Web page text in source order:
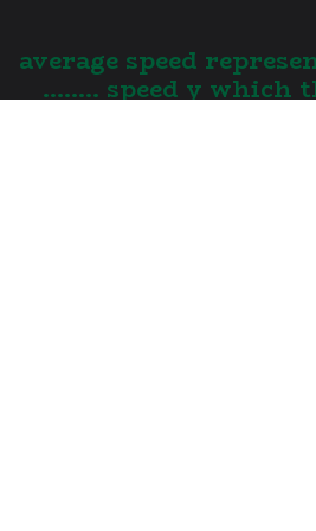
4. average speed
........ speed y which